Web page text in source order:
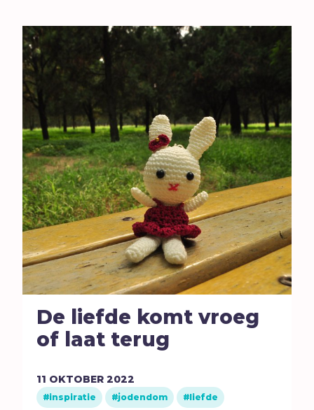
De liefde komt vroeg
of laat terug
11 OKTOBER 2022
inspiratie jodendom liefde